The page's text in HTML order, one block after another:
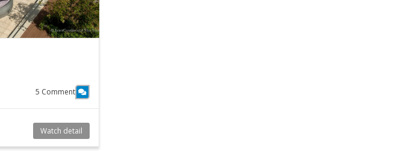
5 Comment
Watch detail